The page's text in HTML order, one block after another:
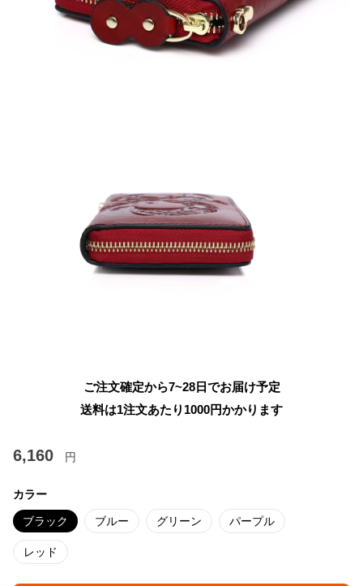
ご注文確定から7~28日でお届け予定
送料は1注文あたり 1000円かかります
6,160 円
カラー
ブラック ブルー グリーン パープル
レッド